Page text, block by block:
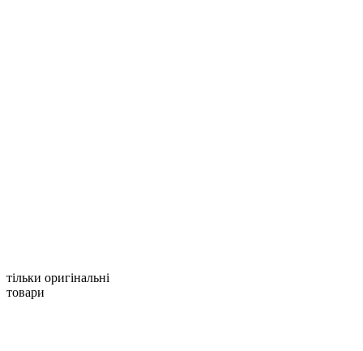
тільки оригінальні
товари